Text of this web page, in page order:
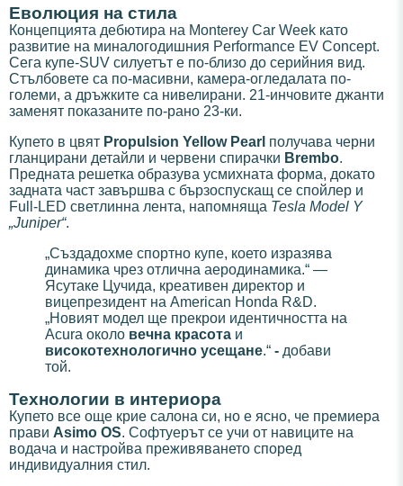
Еволюция на стила
Концепцията дебютира на Monterey Car Week като
развитие на миналогодишния Performance EV Concept.
Сега купе-SUV силуетът е по-близо до серийния вид.
Стълбовете са по-масивни, камера-огледалата по-
големи, а дръжките са нивелирани. 21-инчовите джанти
заменят показаните по-рано 23-ки.
Купето в цвят Propulsion Yellow Pearl получава черни
гланцирани детайли и червени спирачки Brembo.
Предната решетка образува усмихната форма, докато
задната част завършва с бързоспускащ се спойлер и
Full-LED светлинна лента, напомняща Tesla Model Y
„Juniper“.
„Създадохме спортно купе, което изразява
динамика чрез отлична аеродинамика.“ —
Ясутаке Цучида, креативен директор и
вицепрезидент на American Honda R&D.
„Новият модел ще прекрои идентичността на
Acura около вечна красота и
високотехнологично усещане.“ - добави
той.
Технологии в интериора
Купето все още крие салона си, но е ясно, че премиера
прави Asimo OS. Софтуерът се учи от навиците на
водача и настройва преживяването според
индивидуалния стил.